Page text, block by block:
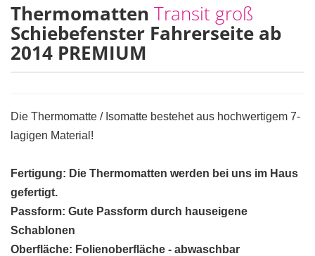
Thermomatten Transit groß
Schiebefenster Fahrerseite ab
2014 PREMIUM
Die Thermomatte / Isomatte bestehet aus hochwertigem 7-
lagigen Material!
Fertigung: Die Thermomatten werden bei uns im Haus
gefertigt.
Passform: Gute Passform durch hauseigene
Schablonen
Oberfläche: Folienoberfläche - abwaschbar